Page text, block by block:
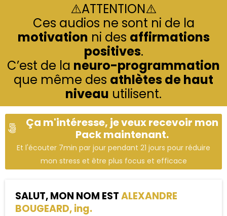
⚠️ATTENTION⚠️
Ces audios ne sont ni de la
motivation ni des affirmations
positives.
C’est de la neuro-programmation
que même des athlètes de haut
niveau utilisent.
Ça m'intéresse, je veux recevoir mon
Pack maintenant.
Et l'écouter 7min par jour pendant 21 jours pour réduire
mon stress et être plus focus et efficace
SALUT, MON NOM ESTALEXANDRE
BOUGEARD, ing.